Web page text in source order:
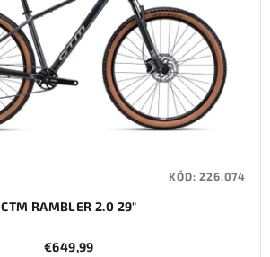
CTM RAMBLER 2.0 29"
€649,99
KÓD:226.074